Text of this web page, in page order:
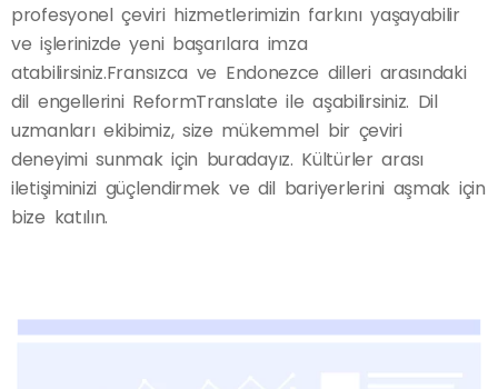
profesyonel çeviri hizmetlerimizin farkını yaşayabilir
ve işlerinizde yeni başarılara imza
atabilirsiniz.Fransızca ve Endonezce dilleri arasındaki
dil engellerini ReformTranslate ile aşabilirsiniz. Dil
uzmanları ekibimiz, size mükemmel bir çeviri
deneyimi sunmak için buradayız. Kültürler arası
iletişiminizi güçlendirmek ve dil bariyerlerini aşmak için
bize katılın.